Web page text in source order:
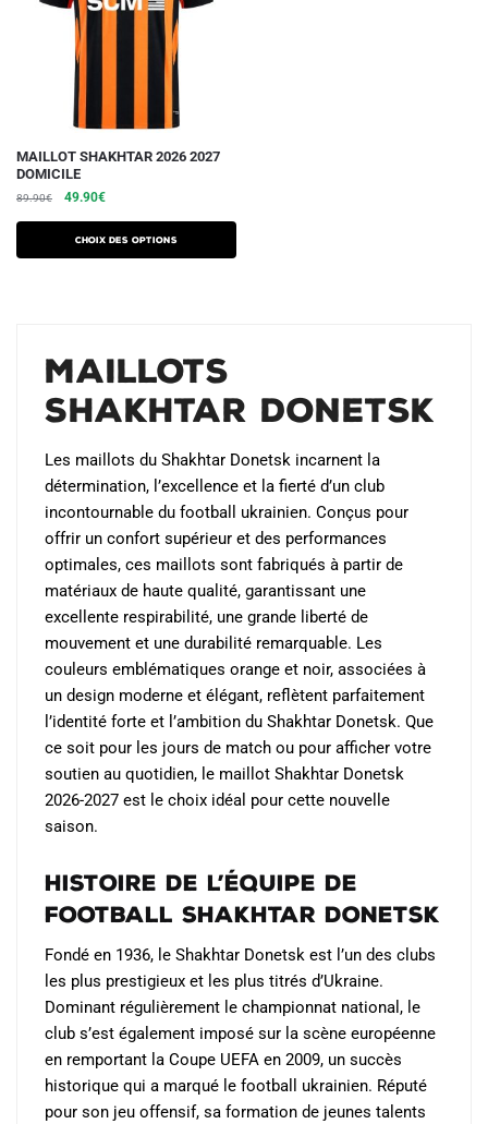
MAILLOT SHAKHTAR 2026 2027
DOMICILE
89.90€
Le
initial
était :
49.90€Le
actuel
est :
Choix des options
Ce
produit
a
plusieurs
variations.
page
produit
Maillots
Shakhtar Donetsk
Les maillots du Shakhtar Donetsk incarnent la
détermination, l’excellence et la fierté d’un club
incontournable du football ukrainien. Conçus pour
offrir un confort supérieur et des performances
optimales, ces maillots sont fabriqués à partir de
matériaux de haute qualité, garantissant une
excellente respirabilité, une grande liberté de
mouvement et une durabilité remarquable. Les
couleurs emblématiques orange et noir, associées à
un design moderne et élégant, reflètent parfaitement
l’identité forte et l’ambition du Shakhtar Donetsk. Que
ce soit pour les jours de match ou pour afficher votre
soutien au quotidien, le maillot Shakhtar Donetsk
2026-2027 est le choix idéal pour cette nouvelle
saison.
Histoire de l’Équipe de
Football Shakhtar Donetsk
Fondé en 1936, le Shakhtar Donetsk est l’un des clubs
les plus prestigieux et les plus titrés d’Ukraine.
Dominant régulièrement le championnat national, le
club s’est également imposé sur la scène européenne
en remportant la Coupe UEFA en 2009, un succès
historique qui a marqué le football ukrainien. Réputé
pour son jeu offensif, sa formation de jeunes talents